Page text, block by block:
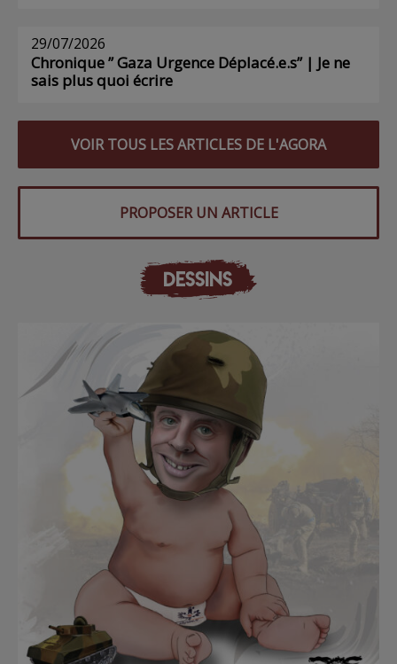
29/07/2026
Chronique ” Gaza Urgence Déplacé.e.s” | Je ne
sais plus quoi écrire
VOIR TOUS LES ARTICLES DE L'AGORA
PROPOSER UN ARTICLE
DESSINS